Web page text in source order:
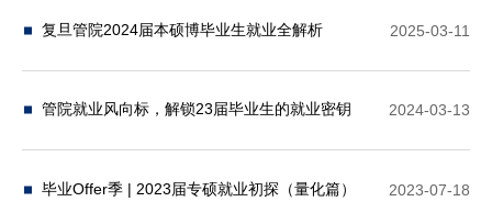
复旦管院2024届本硕博毕业生就业全解析 2025-03-11
管院就业风向标，解锁23届毕业生的就业密钥 2024-03-13
毕业Offer季 | 2023届专硕就业初探（量化篇） 2023-07-18